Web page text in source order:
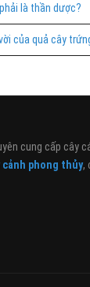
là thần dược?
của quả cây
cung cấp cây
cảnh phong thủy,